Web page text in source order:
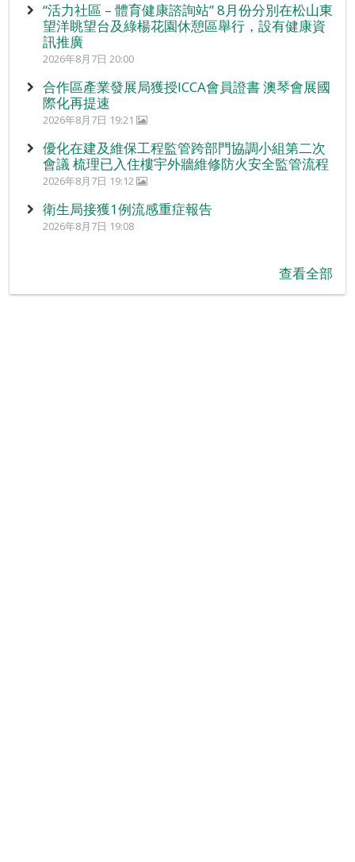
“活力社區 – 體育健康諮詢站” 8月份分別在松山東
望洋眺望台及綠楊花園休憩區舉行，設有健康資
訊推廣
2026年8月7日 20:00
合作區產業發展局獲授ICCA會員證書 澳琴會展國
際化再提速
2026年8月7日 19:21
優化在建及維保工程監管跨部門協調小組第二次
會議 梳理已入住樓宇外牆維修防火安全監管流程
2026年8月7日 19:12
衛生局接獲1例流感重症報告
2026年8月7日 19:08
查看全部